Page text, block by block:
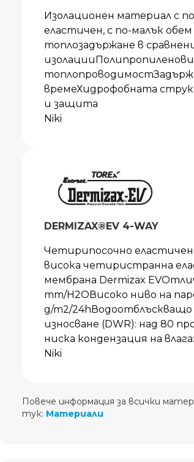
Изолационен материал с
еластичен, с по-малък
топлозадържане в
изолацииПолипропиленови
времеХидрофобната
и защита
Niki
DERMIZAX®EV 4-WAY
Четирипосочно
висока четиристранна
мембрана Dermizax
mm/H2OВисоко ниво на
g/m2/
износване (DWR): над 80
ниска кондензация на
Niki
Повече информация за всички
тук: Материали